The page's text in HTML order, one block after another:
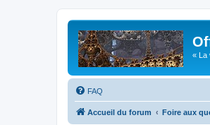
« La
FAQ
Accueil du forum Foire aux